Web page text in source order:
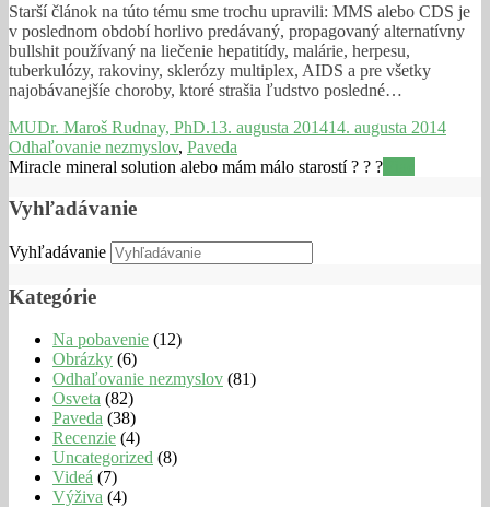
Starší článok na túto tému sme trochu upravili: MMS alebo CDS je
v poslednom období horlivo predávaný, propagovaný alternatívny
bullshit používaný na liečenie hepatitídy, malárie, herpesu,
tuberkulózy, rakoviny, sklerózy multiplex, AIDS a pre všetky
najobávanejšíe choroby, ktoré strašia ľudstvo posledné…
MUDr. Maroš Rudnay, PhD.13. augusta 201414. augusta 2014
Odhaľovanie nezmyslov, Paveda
Miracle mineral solution alebo mám málo starostí ? ? ?
Vyhľadávanie
Vyhľadávanie
Kategórie
Na pobavenie (12)
Obrázky (6)
Odhaľovanie nezmyslov (81)
Osveta (82)
Paveda (38)
Recenzie (4)
Uncategorized (8)
Videá (7)
Výživa (4)